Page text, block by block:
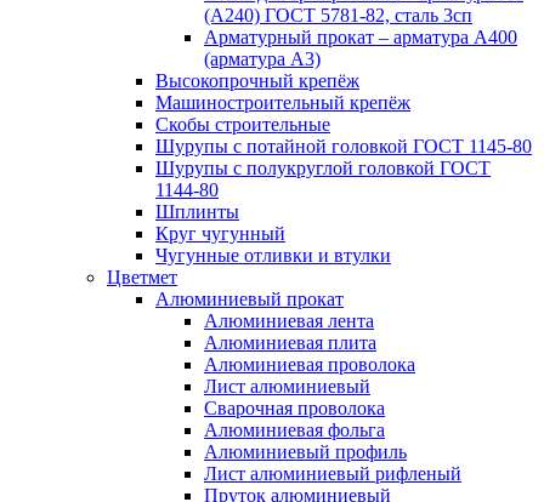
(А240) ГОСТ 5781-82, сталь 3сп
Арматурный прокат – арматура А400
(арматура А3)
Высокопрочный крепёж
Машиностроительный крепёж
Скобы строительные
Шурупы с потайной головкой ГОСТ 1145-80
Шурупы с полукруглой головкой ГОСТ
1144-80
Шплинты
Круг чугунный
Чугунные отливки и втулки
Цветмет
Алюминиевый прокат
Алюминиевая лента
Алюминиевая плита
Алюминиевая проволока
Лист алюминиевый
Сварочная проволока
Алюминиевая фольга
Алюминиевый профиль
Лист алюминиевый рифленый
Пруток алюминиевый